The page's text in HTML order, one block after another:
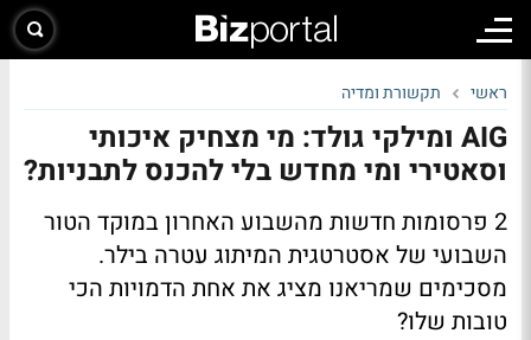
ראשי תקשורת ומדיה
AIG ומילקי גולד: מי מצחיק איכותי
וסאטירי ומי מחדש בלי להכנס לתבניות?
2 פרסומות חדשות מהשבוע האחרון במוקד הטור
השבועי של אסטרטגית המיתוג עטרה בילר.
מסכימים שמריאנו מציג את אחת הדמויות הכי
טובות שלו?